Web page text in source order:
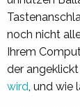
noch nicht
Ihrem
der
wird , und